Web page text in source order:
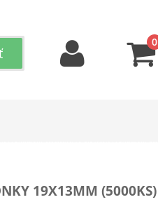
0
19X13MM (5000KS)